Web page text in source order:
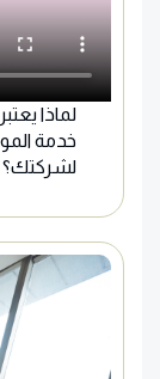
لماذا
خدمة
لشركتك؟